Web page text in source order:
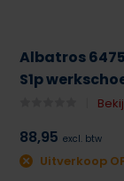
Albatros
S1p
88,95 excl. btw
Uitverkoop